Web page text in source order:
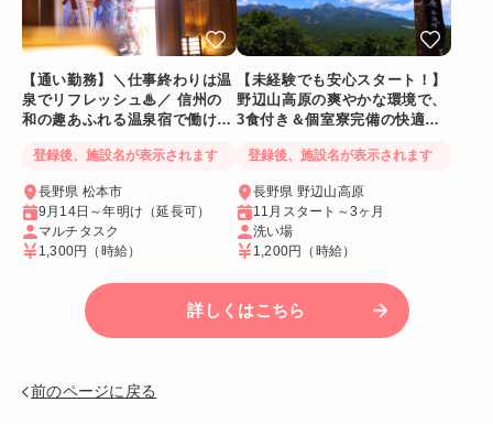
【通い勤務】＼仕事終わりは温
泉でリフレッシュ♨／ 信州の
和の趣あふれる温泉宿で働ける
登録後、施設名が表示されます
長野県 松本市
9月14日～年明け（延長可）
マルチタスク
1,300円
（時給）
【未経験でも安心スタート！】
野辺山高原の爽やかな環境で、
3食付き＆個室寮完備の快適リ
登録後、施設名が表示されます
長野県 野辺山高原
11月スタート～3ヶ月
洗い場
1,200円
（時給）
詳しくはこちら
前のページに戻る